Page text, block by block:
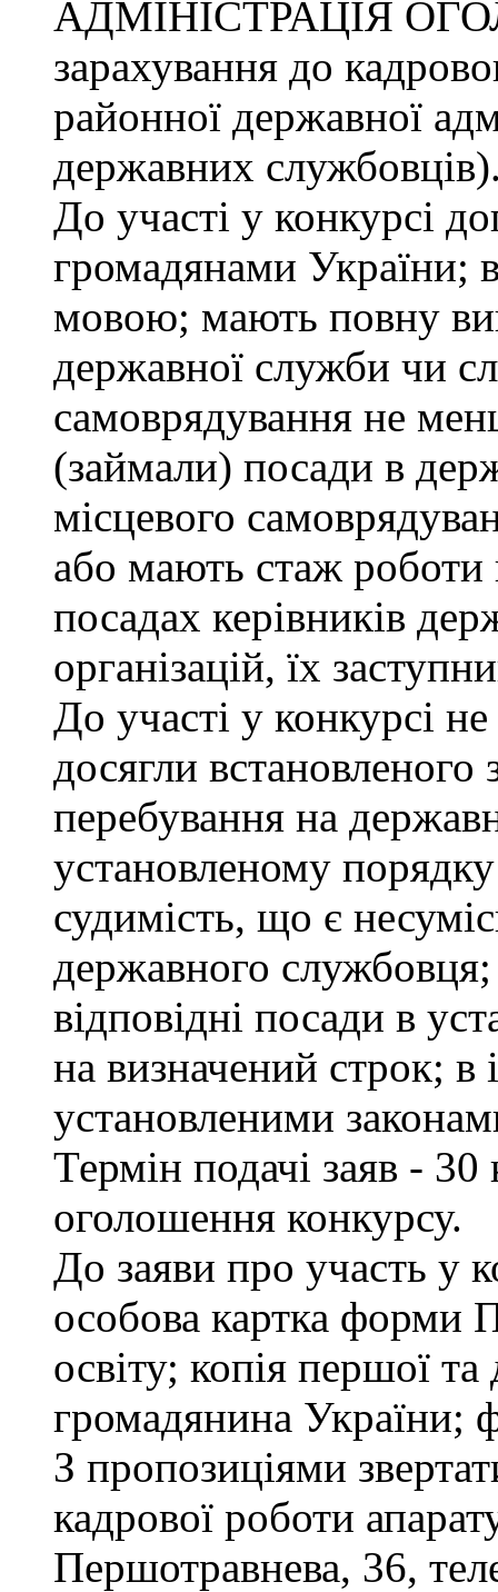
АДМІНІСТРАЦІЯ
зарахування до
районної державної
державних
До участі у конкурсі
громадянами України;
мовою; мають повну
державної служби чи
самоврядування не
(займали) посади в
місцевого
або мають стаж
посадах керівників
організацій, їх
До участі у конкурсі
досягли встановленого
перебування на
установленому
судимість, що є
державного службовця;
відповідні посади в
на визначений строк;
установленими
Термін подачі заяв -
оголошення конкурсу.
До заяви про участь у
особова картка форми
освіту; копія першої
громадянина України;
З пропозиціями
кадрової роботи
Першотравнева, 36,